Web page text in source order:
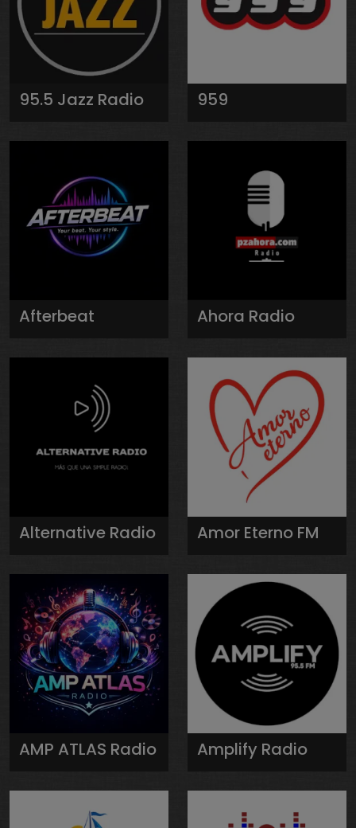
95.5 Jazz Radio 959
Afterbeat Ahora Radio
Alternative Radio Amor Eterno FM
AMP ATLAS Radio Amplify Radio